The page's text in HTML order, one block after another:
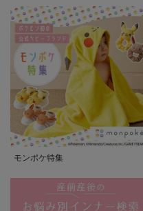
モンポケ特集